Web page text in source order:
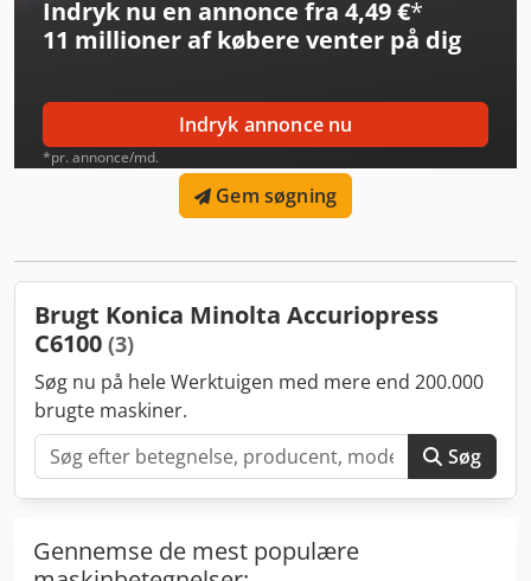
Indryk nu en annonce fra 4,49 €*
11 millioner af købere venter på dig
Indryk annonce nu
*pr. annonce/md.
Gem søgning
Brugt Konica Minolta Accuriopress
C6100 (3)
Søg nu på hele Werktuigen med mere end 200.000
brugte maskiner.
Søg
Gennemse de mest populære